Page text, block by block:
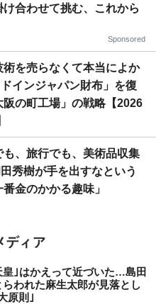
け合わせて挑む、これから
Sponsored
術を売らなくて本当によか
インジャパン財布」を復
阪の町工場」の戦略【2026
も、旅行でも、美術品収集
秀樹が手を出すなという
番金のかかる趣味」
皇｣はかえって近づいた…島田
われた麻生太郎が見落とし
原則｣